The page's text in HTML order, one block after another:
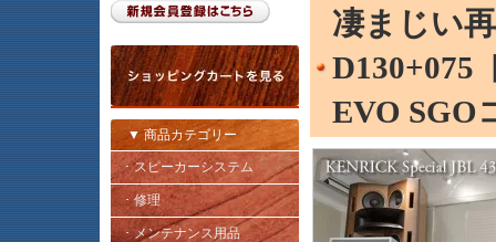
▼ 商品カテゴリー
･ スピーカーシステム
･ 修理
･ メンテナンス用品
凄まじい
D130+075
EVO SGO